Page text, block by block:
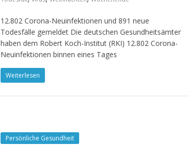
12.802 Corona-Neuinfektionen und 891 neue
Todesfälle gemeldet Die deutschen Gesundheitsämter
haben dem Robert Koch-Institut (RKI) 12.802 Corona-
Neuinfektionen binnen eines Tages
Weiterlesen
Persönliche Gesundheit